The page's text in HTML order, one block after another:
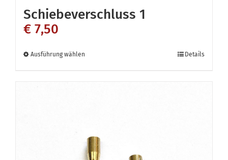
Schiebeverschluss 1
€ 7,50
Ausführung wählen
auf.
Die
Details